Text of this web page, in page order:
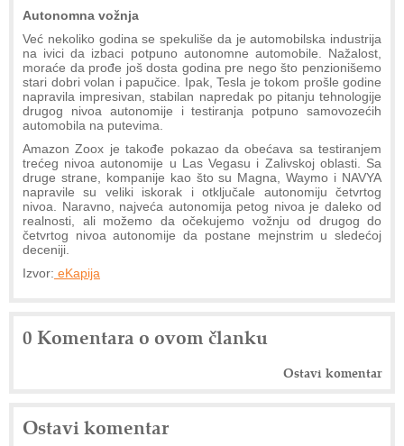
Autonomna vožnja
Već nekoliko godina se spekuliše da je automobilska industrija
na ivici da izbaci potpuno autonomne automobile. Nažalost,
moraće da prođe još dosta godina pre nego što penzionišemo
stari dobri volan i papučice. Ipak, Tesla je tokom prošle godine
napravila impresivan, stabilan napredak po pitanju tehnologije
drugog nivoa autonomije i testiranja potpuno samovozećih
automobila na putevima.
Amazon Zoox je takođe pokazao da obećava sa testiranjem
trećeg nivoa autonomije u Las Vegasu i Zalivskoj oblasti. Sa
druge strane, kompanije kao što su Magna, Waymo i NAVYA
napravile su veliki iskorak i otključale autonomiju četvrtog
nivoa. Naravno, najveća autonomija petog nivoa je daleko od
realnosti, ali možemo da očekujemo vožnju od drugog do
četvrtog nivoa autonomije da postane mejnstrim u sledećoj
deceniji.
Izvor: eKapija
0 Komentara o ovom članku
Ostavi komentar
Ostavi komentar